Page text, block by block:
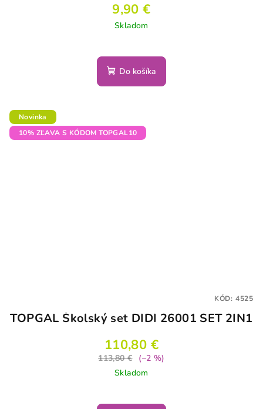
9,90 €
Skladom
Do košíka
Novinka
10% ZĽAVA S KÓDOM TOPGAL10
TOPGAL Školský set DIDI 26001 SET 2IN1
110,80 €
113,80 €
(–2 %)
Skladom
KÓD: 4525